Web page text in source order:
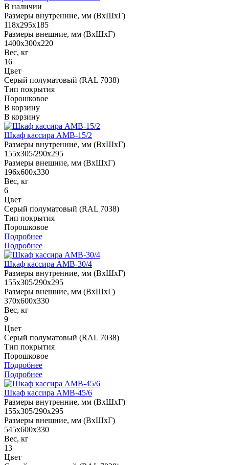
В наличии
Размеры внутренние, мм (ВхШхГ)
118x295x185
Размеры внешние, мм (ВхШхГ)
1400x300x220
Вес, кг
16
Цвет
Серый полуматовый (RAL 7038)
Тип покрытия
Порошковое
В корзину
В корзину
Шкаф кассира AMB-15/2
Размеры внутренние, мм (ВхШхГ)
155x305/290x295
Размеры внешние, мм (ВхШхГ)
196x600x330
Вес, кг
6
Цвет
Серый полуматовый (RAL 7038)
Тип покрытия
Порошковое
Подробнее
Подробнее
Шкаф кассира AMB-30/4
Размеры внутренние, мм (ВхШхГ)
155x305/290x295
Размеры внешние, мм (ВхШхГ)
370x600x330
Вес, кг
9
Цвет
Серый полуматовый (RAL 7038)
Тип покрытия
Порошковое
Подробнее
Подробнее
Шкаф кассира AMB-45/6
Размеры внутренние, мм (ВхШхГ)
155x305/290x295
Размеры внешние, мм (ВхШхГ)
545x600x330
Вес, кг
13
Цвет